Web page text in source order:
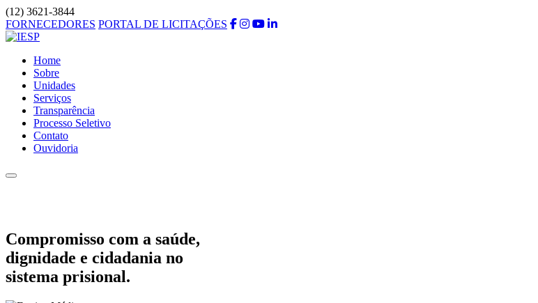
(12) 3621-3844
FORNECEDORES PORTAL DE LICITAÇÕES
Home
Sobre
Unidades
Serviços
Transparência
Processo Seletivo
Contato
Ouvidoria
Compromisso com a saúde,
dignidade e cidadania no
sistema prisional.